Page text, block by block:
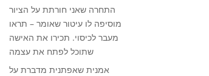
התחרה שאני חורתת על הציור
מוסיפה לו עיטור שאומר – תראו
מעבר לכיסוי. תכירו את האישה
שתוכל לפתח את עצמה
אמנית שאפתנית מדברת על